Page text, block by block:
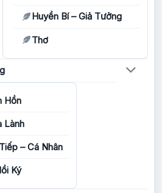
Huyền Bí – Giả Tưởng
Thơ
Hồn
Lành
– Cá Nhân
Ký